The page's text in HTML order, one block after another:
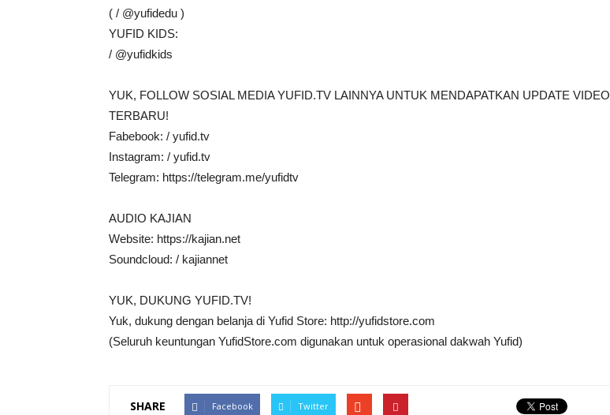
( / @yufidedu )
YUFID KIDS:
/ @yufidkids
YUK, FOLLOW SOSIAL MEDIA YUFID.TV LAINNYA UNTUK MENDAPATKAN UPDATE VIDEO
TERBARU!
Fabebook: / yufid.tv
Instagram: / yufid.tv
Telegram: https://telegram.me/yufidtv
AUDIO KAJIAN
Website: https://kajian.net
Soundcloud: / kajiannet
YUK, DUKUNG YUFID.TV!
Yuk, dukung dengan belanja di Yufid Store: http://yufidstore.com
(Seluruh keuntungan YufidStore.com digunakan untuk operasional dakwah Yufid)
SHARE Facebook Twitter